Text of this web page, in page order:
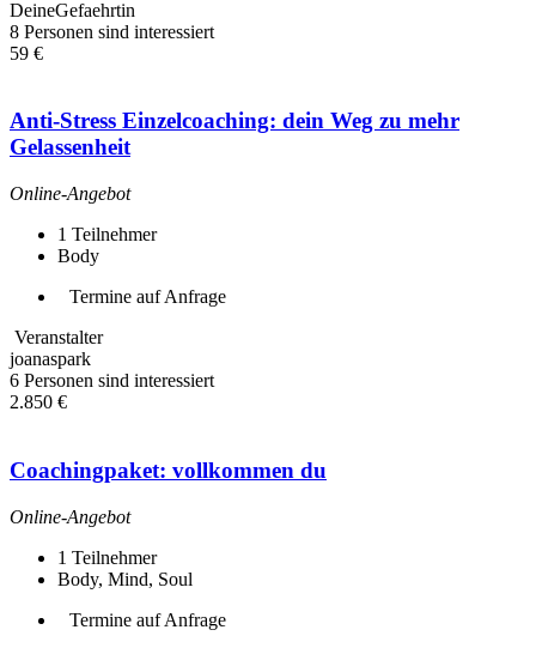
DeineGefaehrtin
8 Personen sind interessiert
59 €
Anti-Stress Einzelcoaching: dein Weg zu mehr
Gelassenheit
Online-Angebot
1 Teilnehmer
Body
Termine auf Anfrage
Veranstalter
joanaspark
6 Personen sind interessiert
2.850 €
Coachingpaket: vollkommen du
Online-Angebot
1 Teilnehmer
Body, Mind, Soul
Termine auf Anfrage